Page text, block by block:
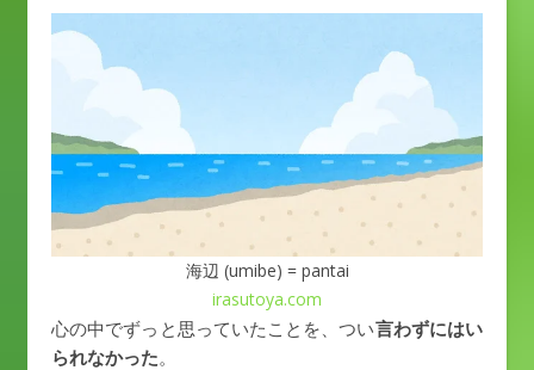
海辺 (umibe) = pantai
irasutoya.com
心の中でずっと思っていたことを、つい言わずにはい
られなかった。